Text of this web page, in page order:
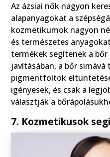
Az ázsiai nők nagyon
alapanyagokat a
kozmetikumok nagyon
és természetes
termékek segítenek a
javításában, a bőr simává
pigmentfoltok
igényesek, és csak a
választják a
7. Kozmetikusok